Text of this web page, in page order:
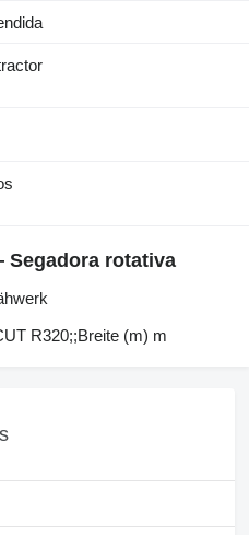
rotativa
R320;;Breite (m) m